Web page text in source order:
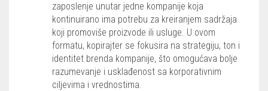
zaposlenje unutar jedne kompanije koja
kontinuirano ima potrebu za kreiranjem sadržaja
koji promoviše proizvode ili usluge. U ovom
formatu, kopirajter se fokusira na strategiju, ton i
identitet brenda kompanije, što omogućava bolje
razumevanje i usklađenost sa korporativnim
ciljevima i vrednostima.